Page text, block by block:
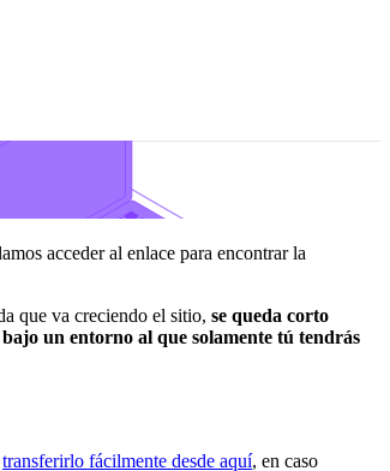
acceder al enlace para encontrar la
que va creciendo el sitio, se queda corto
un entorno al que solamente tú tendrás
transferirlo fácilmente desde aquí, en caso